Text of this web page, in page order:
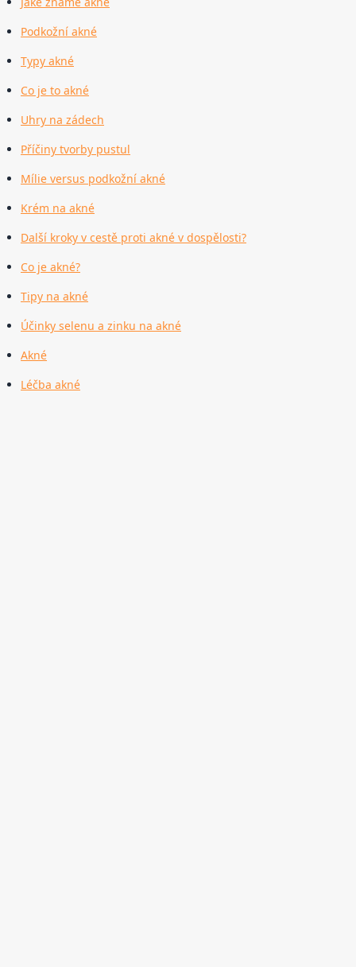
Podkožní akné
Typy akné
Co je to akné
Uhry na zádech
Příčiny tvorby pustul
Mílie versus podkožní akné
Krém na akné
Další kroky v cestě proti akné v dospělosti?
Co je akné?
Tipy na akné
Účinky selenu a zinku na akné
Akné
Léčba akné